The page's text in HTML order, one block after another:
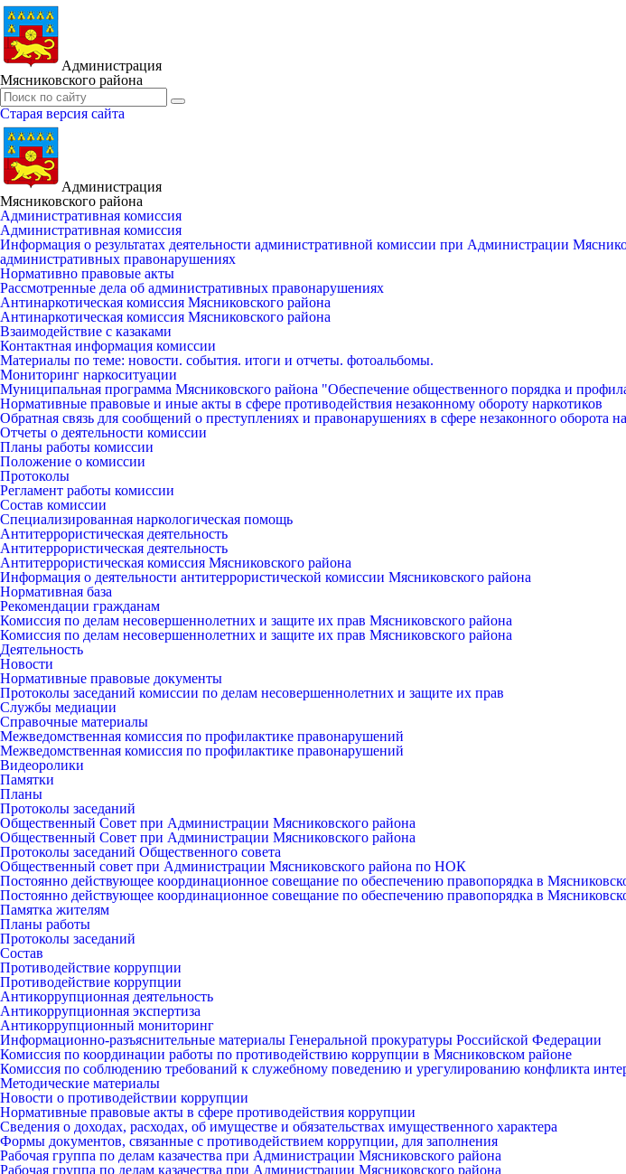
Администрация
Мясниковского района
Старая версия сайта
Администрация
Мясниковского района
Административная комиссия
Административная комиссия
Информация о результатах деятельности административной комиссии при Администрации
административных правонарушениях
Нормативно правовые акты
Рассмотренные дела об административных правонарушениях
Антинаркотическая комиссия Мясниковского района
Антинаркотическая комиссия Мясниковского района
Взаимодействие с казаками
Контактная информация комиссии
Материалы по теме: новости. события. итоги и отчеты. фотоальбомы.
Мониторинг наркоситуации
Муниципальная программа Мясниковского района "Обеспечение общественного порядка и
Нормативные правовые и иные акты в сфере противодействия незаконному обороту наркотиков
Обратная связь для сообщений о преступлениях и правонарушениях в сфере незаконного оборота
Отчеты о деятельности комиссии
Планы работы комиссии
Положение о комиссии
Протоколы
Регламент работы комиссии
Состав комиссии
Специализированная наркологическая помощь
Антитеррористическая деятельность
Антитеррористическая деятельность
Антитеррористическая комиссия Мясниковского района
Информация о деятельности антитеррористической комиссии Мясниковского района
Нормативная база
Рекомендации гражданам
Комиссия по делам несовершеннолетних и защите их прав Мясниковского района
Комиссия по делам несовершеннолетних и защите их прав Мясниковского района
Деятельность
Новости
Нормативные правовые документы
Протоколы заседаний комиссии по делам несовершеннолетних и защите их прав
Службы медиации
Справочные материалы
Межведомственная комиссия по профилактике правонарушений
Межведомственная комиссия по профилактике правонарушений
Видеоролики
Памятки
Планы
Протоколы заседаний
Общественный Совет при Администрации Мясниковского района
Общественный Совет при Администрации Мясниковского района
Протоколы заседаний Общественного совета
Общественный совет при Администрации Мясниковского района по НОК
Постоянно действующее координационное совещание по обеспечению правопорядка в
Постоянно действующее координационное совещание по обеспечению правопорядка в
Памятка жителям
Планы работы
Протоколы заседаний
Состав
Противодействие коррупции
Противодействие коррупции
Антикоррупционная деятельность
Антикоррупционная экспертиза
Антикоррупционный мониторинг
Информационно-разъяснительные материалы Генеральной прокуратуры Российской Федерации
Комиссия по координации работы по противодействию коррупции в Мясниковском районе
Комиссия по соблюдению требований к служебному поведению и урегулированию конфликта
Методические материалы
Новости о противодействии коррупции
Нормативные правовые акты в сфере противодействия коррупции
Сведения о доходах, расходах, об имуществе и обязательствах имущественного характера
Формы документов, связанные с противодействием коррупции, для заполнения
Рабочая группа по делам казачества при Администрации Мясниковского района
Рабочая группа по делам казачества при Администрации Мясниковского района